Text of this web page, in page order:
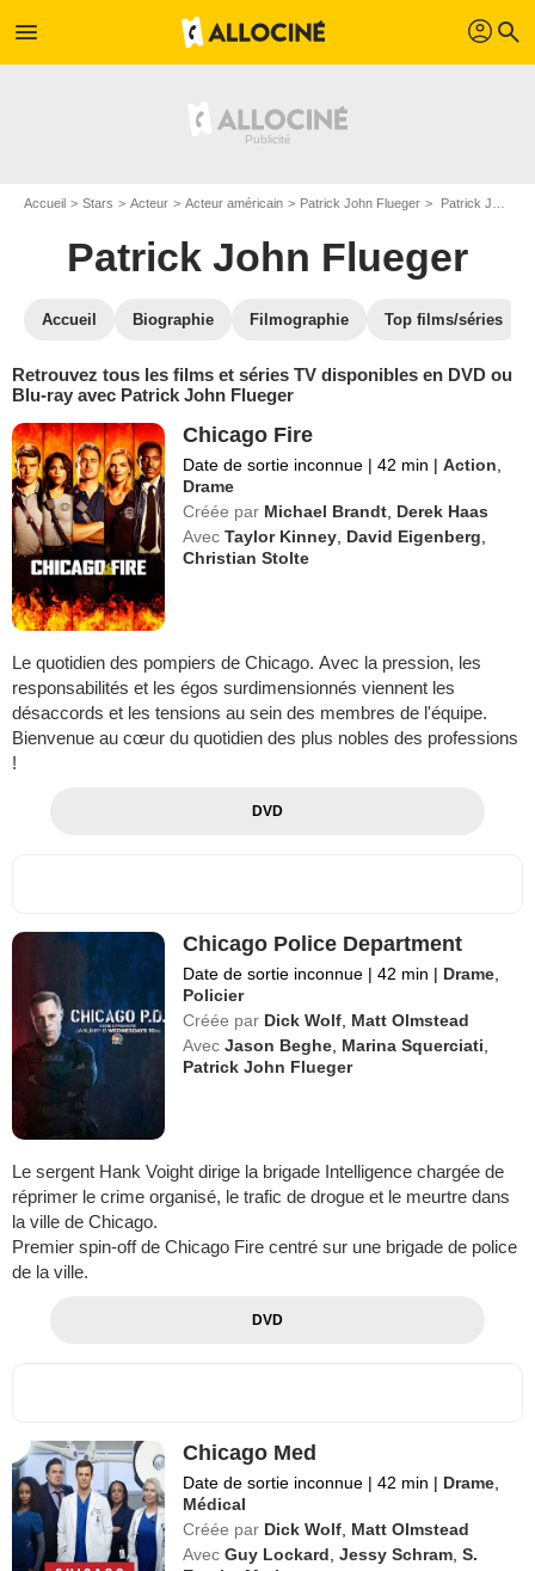
menu profil search
Accueil Stars Acteur Acteur américain Patrick John Flueger Patrick John Flueger : ses Blu-Ray, DVD, VOD, SVOD
Patrick John Flueger
Accueil Biographie Filmographie Top films/séries
Retrouvez tous les films et séries TV disponibles en DVD ou
Blu-ray avec Patrick John Flueger
Chicago Fire
Date de sortie inconnue | 42 min | Action
Drame
Créée par Michael Brandt Derek Haas
Avec Taylor Kinney David Eigenberg
Christian Stolte
Le quotidien des pompiers de Chicago. Avec la pression, les
responsabilités et les égos surdimensionnés viennent les
désaccords et les tensions au sein des membres de l'équipe.
Bienvenue au cœur du quotidien des plus nobles des professions
!
DVD
Chicago Police Department
Date de sortie inconnue | 42 min | Drame
Policier
Créée par Dick Wolf Matt Olmstead
Avec Jason Beghe Marina Squerciati
Patrick John Flueger
Le sergent Hank Voight dirige la brigade Intelligence chargée de
réprimer le crime organisé, le trafic de drogue et le meurtre dans
la ville de Chicago.
Premier spin-off de Chicago Fire centré sur une brigade de police
de la ville.
DVD
Chicago Med
Date de sortie inconnue | 42 min | Drame
Médical
Créée par Dick Wolf Matt Olmstead
Avec Guy Lockard ,Jessy Schram ,S.